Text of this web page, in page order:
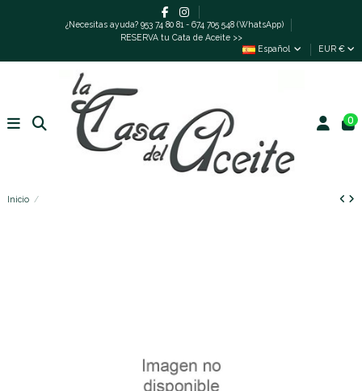
¿Necesitas ayuda? 953 74 80 81 - 674 705 548 (WhatsApp)
RESERVA tu Cata de Aceite >>
Español
EUR €
0
Inicio